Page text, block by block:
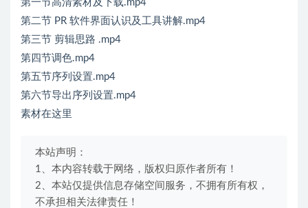
第一节高清素材及下载.mp4
第二节 PR 软件界面认识及工具讲解.mp4
第三节 剪辑思路 .mp4
第四节调色.mp4
第五节序列设置.mp4
第六节导出序列设置.mp4
素材在这里
本站声明：
1、本内容转载于网络，版权归原作者所有！
2、本站仅提供信息存储空间服务，不拥有所有权，
不承担相关法律责任！